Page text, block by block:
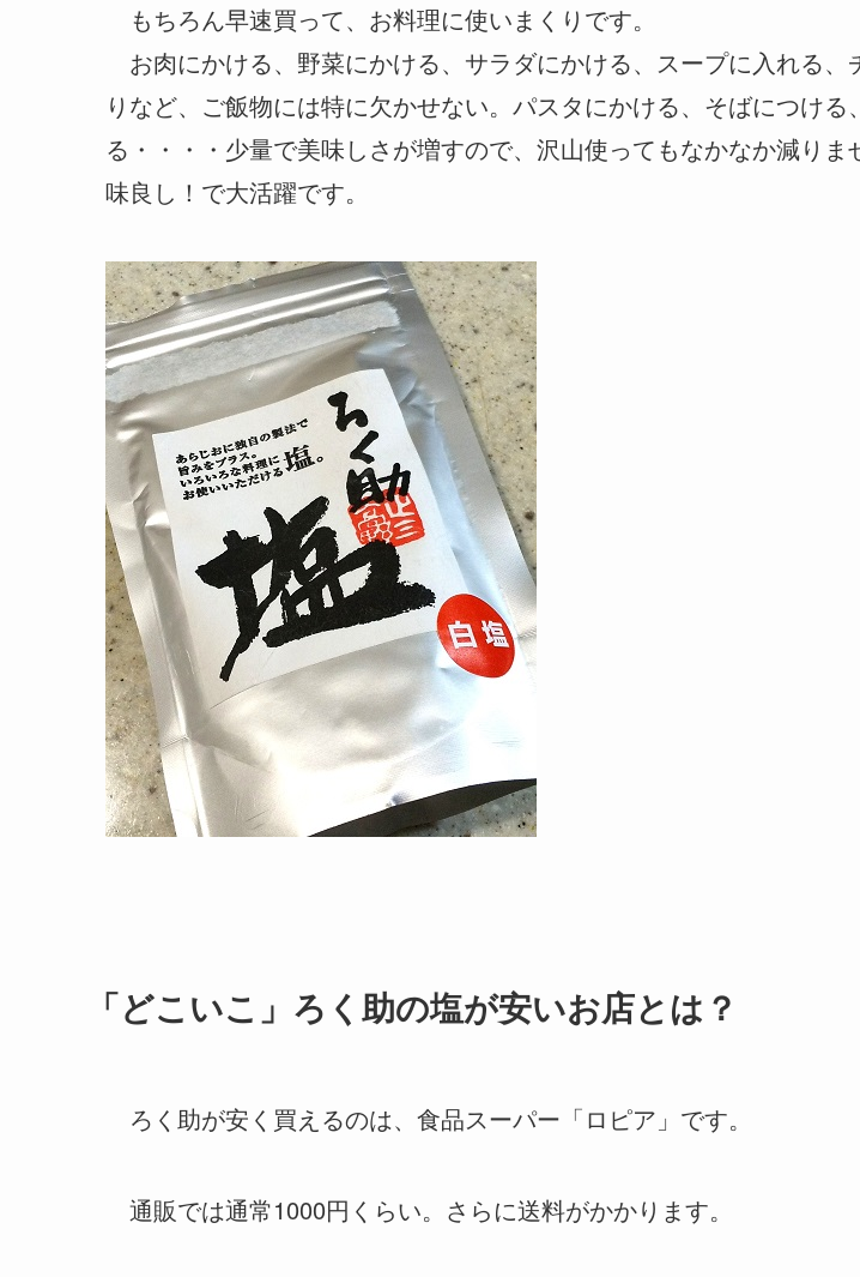
もちろん早速買って、お料理に使いまくりです。
お肉にかける、野菜にかける、サラダにかける、スープに入れる、
りなど、ご飯物には特に欠かせない。パスタにかける、そばにつける
る・・・・少量で美味しさが増すので、沢山使ってもなかなか減りま
味良し！で大活躍です。
「どこいこ」ろく助の塩が安いお店とは？
ろく助が安く買えるのは、食品スーパー「ロピア」です。
通販では通常1000円くらい。さらに送料がかかります。